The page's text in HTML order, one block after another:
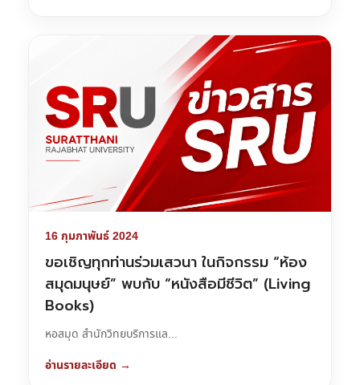
16 กุมภาพันธ์ 2024
ขอเชิญทุกท่านร่วมเสวนา ในกิจกรรม “ห้อง
สมุดมนุษย์” พบกับ “หนังสือมีชีวิต” (Living
Books)
หอสมุด สำนักวิทยบริการแล...
อ่านรายละเอียด →